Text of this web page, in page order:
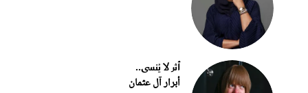
أثر لا يُنسى..
أبرار آل عثمان